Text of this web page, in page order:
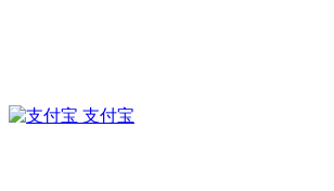
支付宝